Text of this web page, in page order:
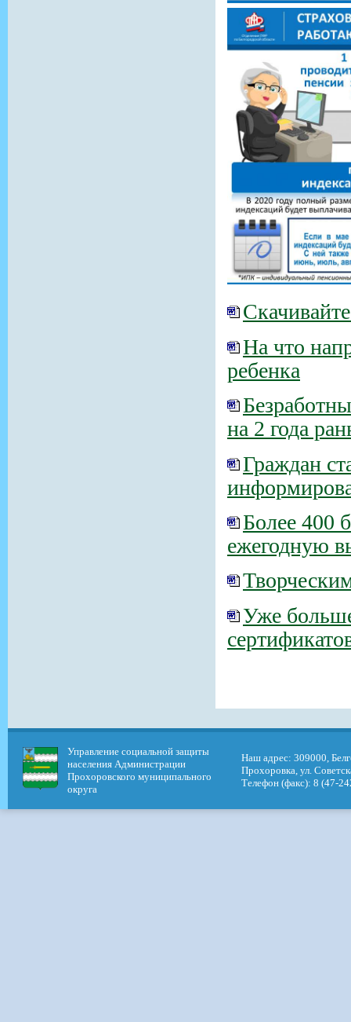
На что
ребенка
на 2 года
Граждан
Более 400
ежегодную
Уже больше
Управление социальной защиты
населения Администрации
Прохоровского муниципального
округа
Наш адрес: 309000,
Прохоровка, ул.
Телефон (факс): 8 (47-